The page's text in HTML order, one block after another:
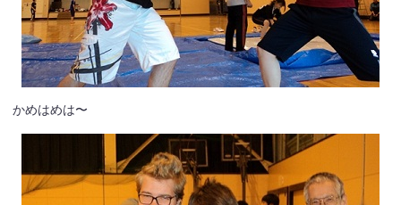
かめはめは〜